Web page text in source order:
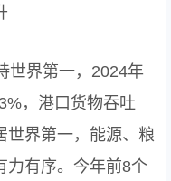
界第一，2024年
，港口货物吞吐
世界第一，能源、粮
力有序。今年前8个